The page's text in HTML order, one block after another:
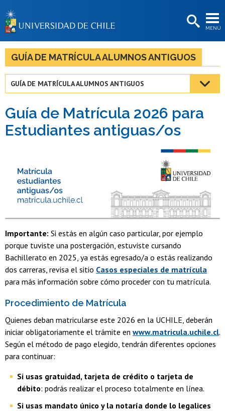
MENÚ
BIBLIOTECAS
LA UNIVERSIDAD
Estudiantes
Académicas/os
Funcionarias/os
GUÍA DE MATRÍCULA ALUMNOS ANTIGUOS
GUÍA DE MATRÍCULA ALUMNOS ANTIGUOS
Guía de Matrícula 2026 para
Estudiantes antiguas/os
Importante: Si estás en algún caso particular, por ejemplo
porque tuviste una postergación, estuviste cursando
Bachillerato en 2025, ya estás egresado/a o estás realizando
dos carreras, revisa el sitio Casos especiales de matrícula
para más información sobre cómo proceder con tu matrícula.
Procedimiento de Matrícula
Quienes deban matricularse este 2026 en la UCHILE, deberán
iniciar obligatoriamente el trámite en www.matricula.uchile.cl.
Según el método de pago elegido, tendrán diferentes opciones
para continuar:
Si usas gratuidad, tarjeta de crédito o tarjeta de
débito: podrás realizar el proceso totalmente en línea.
Si usas mandato único y la notaría donde lo legalices